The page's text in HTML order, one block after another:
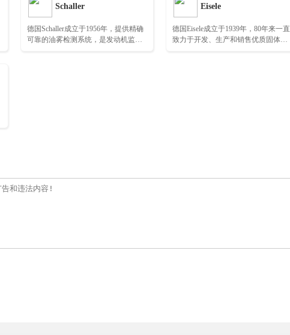
Schaller
德国Schaller成立于1956年，提供精确
可靠的油雾检测系统，是发动机监控
Eisele
德国Eisele成立于1939年，80年来一直
致力于开发、生产和销售优质固体金